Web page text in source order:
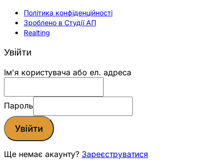
Політика конфіденційності
Зроблено в Студії АП
Realting
Увійти
Ім'я користувача або ел. адреса
Пароль
Увійти
Ще немає акаунту? Зареєструватися